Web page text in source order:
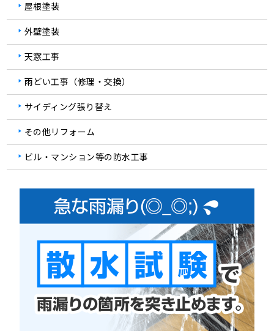
屋根塗装
外壁塗装
天窓工事
雨どい工事（修理・交換）
サイディング張り替え
その他リフォーム
ビル・マンション等の防水工事